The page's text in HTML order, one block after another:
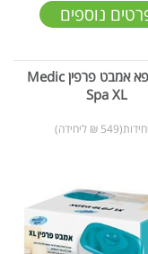
נוספים
מדיק ספא אמבט פרפין Medic
Spa XL